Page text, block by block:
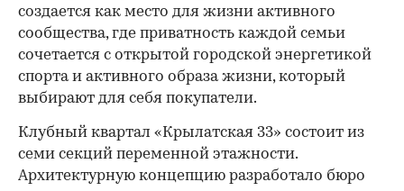
создается как место для жизни активного
сообщества, где приватность каждой семьи
сочетается с открытой городской энергетикой
спорта и активного образа жизни, который
выбирают для себя покупатели.
Клубный квартал «Крылатская 33» состоит из
семи секций переменной этажности.
Архитектурную концепцию разработало бюро